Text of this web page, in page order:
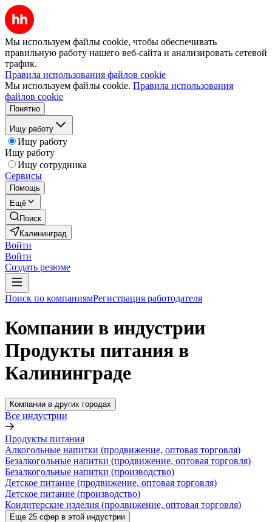
Мы используем файлы cookie, чтобы обеспечивать
правильную работу нашего веб-сайта и анализировать сетевой
трафик.
Правила использования файлов cookie
Мы используем файлы cookie. Правила использования
файлов cookie
Понятно
Ищу работу
Ищу работу
Ищу работу
Ищу сотрудника
Сервисы
Помощь
Ещё
Поиск
Калининград
Войти
Войти
Создать резюме
Поиск по компаниямРегистрация работодателя
Компании в индустрии
Продукты питания в
Калининграде
Компании в других городах
Все индустрии
Продукты питания
Алкогольные напитки (продвижение, оптовая торговля)
Безалкогольные напитки (продвижение, оптовая торговля)
Безалкогольные напитки (производство)
Детское питание (продвижение, оптовая торговля)
Детское питание (производство)
Кондитерские изделия (продвижение, оптовая торговля)
Еще 25 сфер в этой индустрии